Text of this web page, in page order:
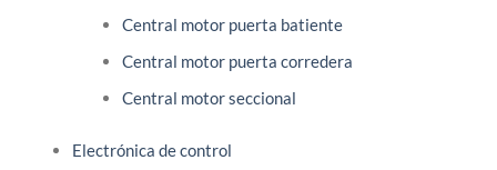
Central motor puerta batiente
Central motor puerta corredera
Central motor seccional
Electrónica de control